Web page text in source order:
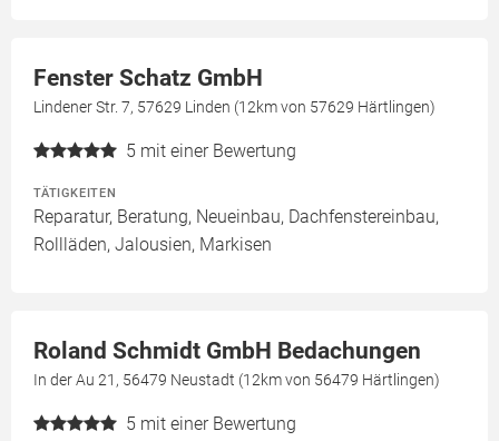
Fenster Schatz GmbH
Lindener Str. 7, 57629 Linden (12km von 57629 Härtlingen)
5 mit einer Bewertung
TÄTIGKEITEN
Reparatur, Beratung, Neueinbau, Dachfenstereinbau,
Rollläden, Jalousien, Markisen
Roland Schmidt GmbH Bedachungen
In der Au 21, 56479 Neustadt (12km von 56479 Härtlingen)
5 mit einer Bewertung